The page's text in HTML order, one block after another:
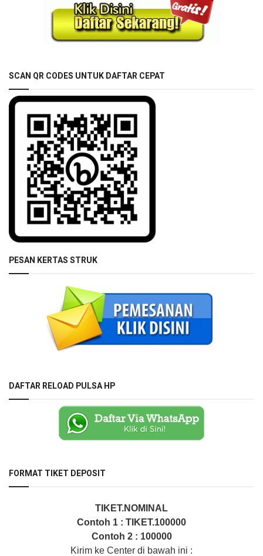
SCAN QR CODES UNTUK DAFTAR CEPAT
PESAN KERTAS STRUK
DAFTAR RELOAD PULSA HP
FORMAT TIKET DEPOSIT
TIKET.NOMINAL
Contoh 1 : TIKET.100000
Contoh 2 : 100000
Kirim ke Center di bawah ini :